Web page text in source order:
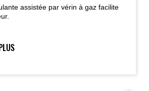
assistée par vérin à gaz facilite